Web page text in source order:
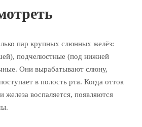
пар крупных слюнных желёз:
подчелюстные (под нижней
Они вырабатывают слюну,
в полость рта. Когда отток
воспаляется, появляются